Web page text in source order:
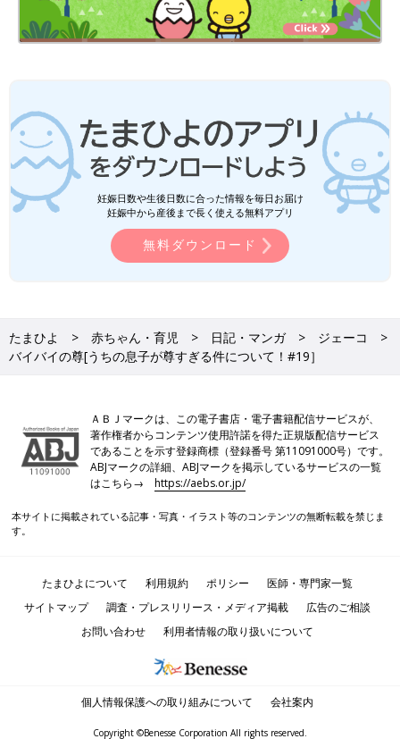
妊娠日数や生後日数に合った情報を毎日お届け
妊娠中から産後まで長く使える無料アプリ
無料ダウンロード
たまひよ 赤ちゃん・育児 日記・マンガ
ジェーコ
バイバイの尊[うちの息子が尊すぎる件について！#19］
ＡＢＪマークは、この電子書店・電子書籍配信サービスが、
著作権者からコンテンツ使用許諾を得た正規版配信サービス
であることを示す登録商標（登録番号 第11091000号）です。
ABJマークの詳細、ABJマークを掲示しているサービスの一覧
はこちら→https://aebs.or.jp/
本サイトに掲載されている記事・写真・イラスト等のコンテンツの無断転載を禁じま
す。
たまひよについて 利用規約 ポリシー
医師・専門家一覧
サイトマップ
調査・プレスリリース・メディア掲載
広告のご相談
お問い合わせ
利用者情報の取り扱いについて
個人情報保護への取り組みについて 会社案内
Copyright ©Benesse Corporation All rights reserved.